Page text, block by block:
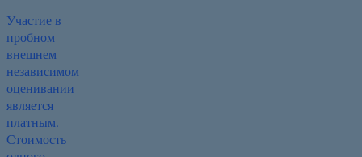
Участие в
пробном
внешнем
независимом
оценивании
является
платным.
Стоимость